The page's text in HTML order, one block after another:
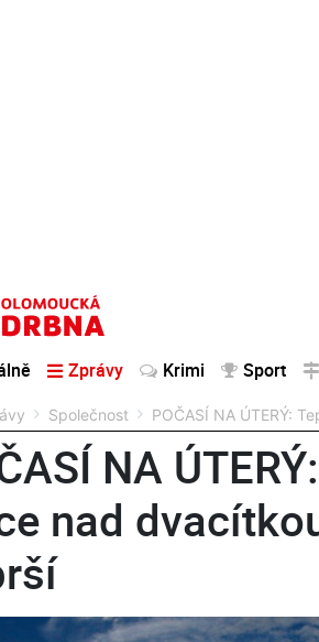
Zprávy Krimi Sport
Společnost POČASÍ NA ÚTERÝ:
NA
nad